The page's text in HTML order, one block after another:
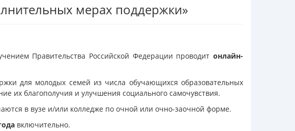
мерах поддержки»
Правительства Российской Федерации проводит онлайн-
для молодых семей из числа обучающихся образовательных
их благополучия и улучшения социального самочувствия.
в вузе и/или колледже по очной или очно-заочной форме.
включительно.